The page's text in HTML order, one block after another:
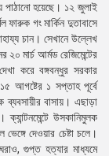
পাঠানো হয়েছে। ১২ জুলাই
গং মার্কিন দুতাবাসে
চান। সেখানে উল্লেখ
২০ মার্চ আর্মড রেজিমেন্টের
করে বঙ্গবন্ধুর সরকার
আগষ্টের ১ সপ্তাহ পূর্বে
ব্যবসায়ীর বাসায়। এছাড়া
উসকানিমুলক
দেওয়ার চেষ্টা চলে।
গুপ্ত হত্যার মাধ্যমে